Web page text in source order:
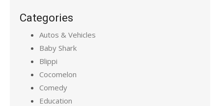
Categories
Autos & Vehicles
Baby Shark
Blippi
Cocomelon
Comedy
Education